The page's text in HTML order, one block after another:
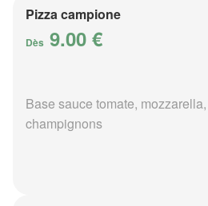
Pizza campione
Dès 9.00 €
Base sauce tomate,
champignons